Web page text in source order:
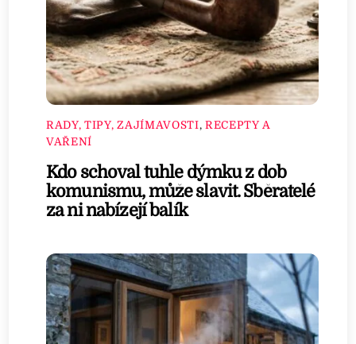
RADY, TIPY, ZAJÍMAVOSTI, RECEPTY A
VAŘENÍ
Kdo schoval tuhle dýmku z dob
komunismu, může slavit. Sběratelé
za ni nabízejí balík